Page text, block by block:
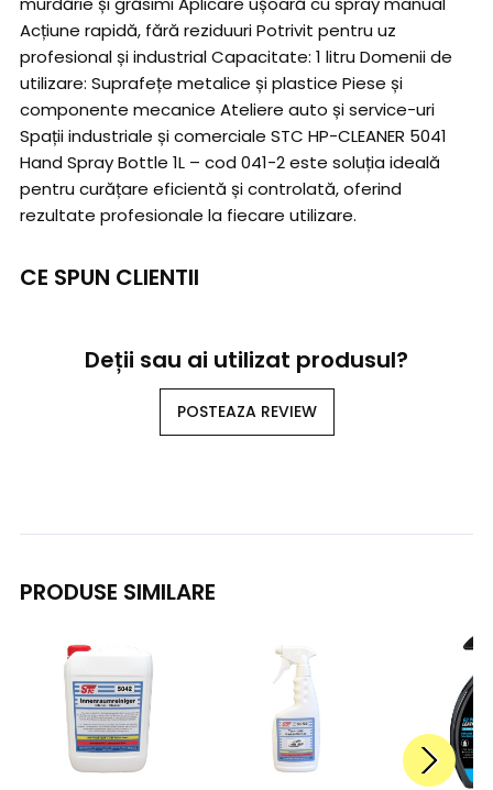
Acțiune rapidă, fără reziduuri Potrivit pentru uz
profesional și industrial Capacitate: 1 litru Domenii de
utilizare: Suprafețe metalice și plastice Piese și
componente mecanice Ateliere auto și service-uri
Spații industriale și comerciale STC HP-CLEANER 5041
Hand Spray Bottle 1L – cod 041-2 este soluția ideală
pentru curățare eficientă și controlată, oferind
rezultate profesionale la fiecare utilizare.
CE SPUN CLIENTII
Deții sau ai utilizat produsul?
POSTEAZA REVIEW
PRODUSE SIMILARE